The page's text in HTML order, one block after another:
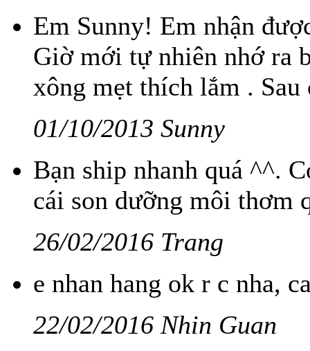
Em Sunny! Em nhận
Giờ mới tự nhiên nhớ ra
xông mẹt thích lắm .
01/10/2013 Sunny
Bạn ship nhanh quá ^^.
cái son dưỡng môi thơm
26/02/2016 Trang
e nhan hang ok r c nha,
22/02/2016 Nhin Guan